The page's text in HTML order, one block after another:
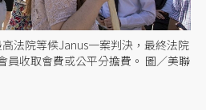
法院等候Janus一案判決，最終法院
員收取會費或公平分擔費。 圖／美聯